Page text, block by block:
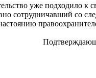
уже подходило
сотрудничавший со